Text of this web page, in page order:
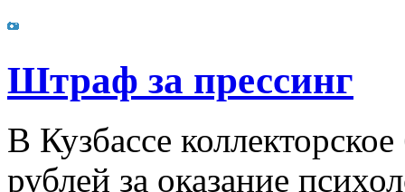
Штраф за прессинг
В Кузбассе
рублей за оказание